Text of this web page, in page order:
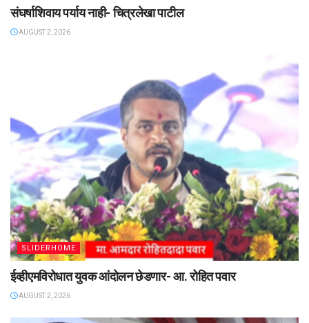
संघर्षाशिवाय पर्याय नाही- चित्रलेखा पाटील
AUGUST 2, 2026
SLIDERHOME
ईव्हीएमविरोधात युवक आंदोलन छेडणार- आ. रोहित पवार
AUGUST 2, 2026